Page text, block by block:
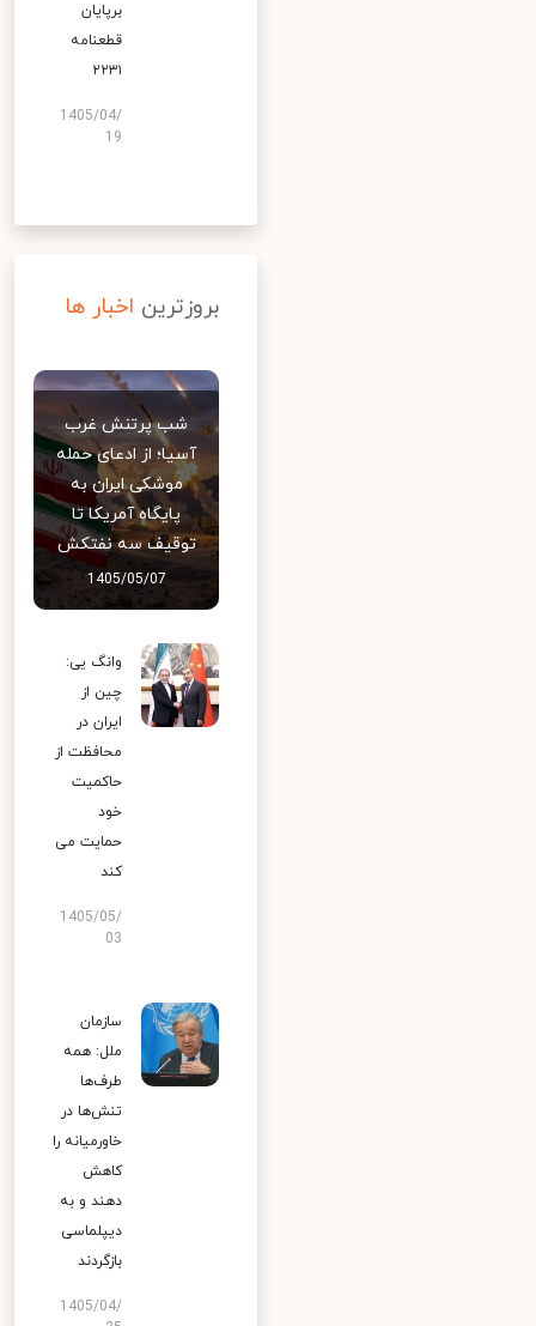
برپایان
قطعنامه
۲۲۳۱
1405/04/
19
بروزترین اخبار ها
شب پرتنش غرب
آسیا؛ از ادعای حمله
موشکی ایران به
پایگاه آمریکا تا
توقیف سه نفتکش
1405/05/07
وانگ یی:
چین از
ایران در
محافظت از
حاکمیت
خود
حمایت می
کند
1405/05/
03
سازمان
ملل: همه
طرف‌ها
تنش‌ها در
خاورمیانه را
کاهش
دهند و به
دیپلماسی
بازگردند
1405/04/